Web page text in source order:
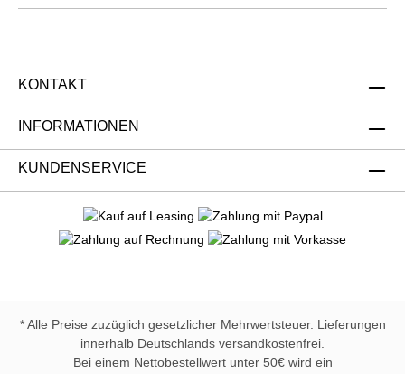
KONTAKT
INFORMATIONEN
KUNDENSERVICE
* Alle Preise zuzüglich gesetzlicher Mehrwertsteuer. Lieferungen
innerhalb Deutschlands versandkostenfrei.
Bei einem Nettobestellwert unter 50€ wird ein